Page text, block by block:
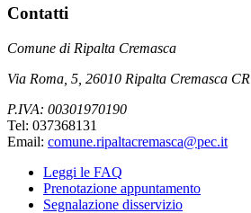
Contatti
Comune di Ripalta Cremasca
Via Roma, 5, 26010 Ripalta Cremasca CR
P.IVA: 00301970190
Tel: 037368131
Email: comune.ripaltacremasca@pec.it
Leggi le FAQ
Prenotazione appuntamento
Segnalazione disservizio